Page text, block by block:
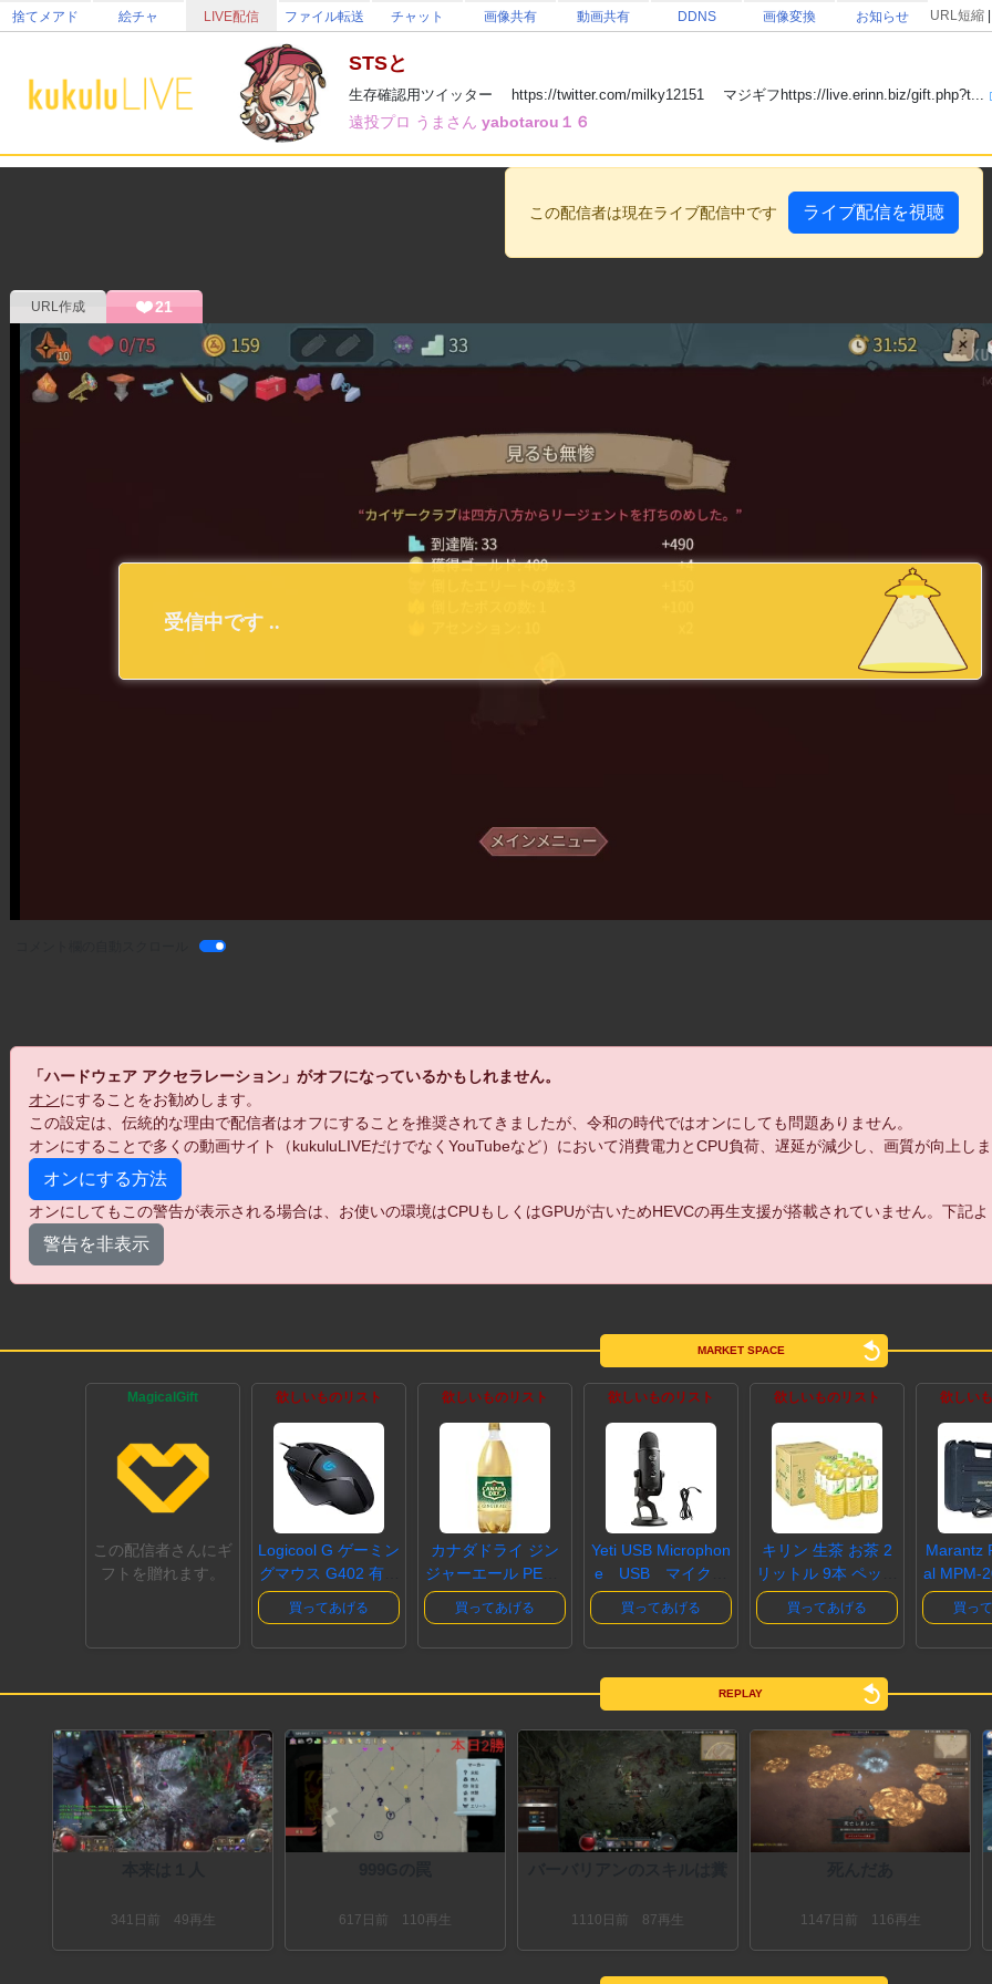
捨てメアド 絵チャ LIVE配信 ファイル転送 チャット 画像共有 動画共有 DDNS 画像変換 お知らせ URL短縮
STSと
生存確認用ツイッター https://twitter.com/milky12151 マジギフhttps://live.erinn.biz/gift.php?t...
遠投プロ うまさん yabotarou１６
この配信者は現在ライブ配信中です ライブ配信を視聴
URL作成 21
「ハードウェア アクセラレーション」がオフになっているかもしれません。
オンにすることをお勧めします。
この設定は、伝統的な理由で配信者はオフにすることを推奨されてきましたが、令和の時代ではオンにしても問題ありません。
オンにすることで多くの動画サイト（kukuluLIVEだけでなくYouTubeなど）において消費電力とCPU負荷、遅延が減少し、画質が向上し
オンにする方法
オンにしてもこの警告が表示される場合は、お使いの環境はCPUもしくはGPUが古いためHEVCの再生支援が搭載されていません。下記
警告を非表示
MARKET SPACE
MagicalGift
この配信者さんにギ
フトを贈れます。
欲しいものリスト
Logicool G ゲーミン
グマウス G402 有線
ゲー..
買ってあげる
欲しいものリスト
カナダドライ ジン
ジャーエール PET1.
5L ×6本
買ってあげる
欲しいものリスト
Yeti USB Microphon
e USB マイクロ
ホン Blue..
買ってあげる
欲しいものリスト
キリン 生茶 お茶 2
リットル 9本 ペット
ボトル
買ってあげる
欲しい
Marantz
al MPM-
コン
買っ
REPLAY
341 日 前 49再生 617 日 前 110再生 1110 日 前 87再生 1147 日 前 116再生